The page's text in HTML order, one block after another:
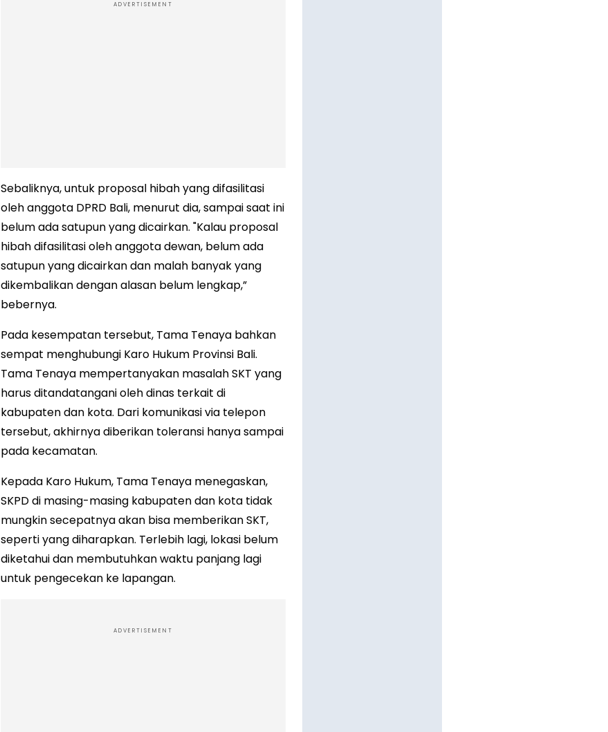
ADVERTISEMENT
Sebaliknya, untuk proposal hibah yang difasilitasi
oleh anggota DPRD Bali, menurut dia, sampai saat ini
belum ada satupun yang dicairkan. "Kalau proposal
hibah difasilitasi oleh anggota dewan, belum ada
satupun yang dicairkan dan malah banyak yang
dikembalikan dengan alasan belum lengkap,”
bebernya.
Pada kesempatan tersebut, Tama Tenaya bahkan
sempat menghubungi Karo Hukum Provinsi Bali.
Tama Tenaya mempertanyakan masalah SKT yang
harus ditandatangani oleh dinas terkait di
kabupaten dan kota. Dari komunikasi via telepon
tersebut, akhirnya diberikan toleransi hanya sampai
pada kecamatan.
Kepada Karo Hukum, Tama Tenaya menegaskan,
SKPD di masing-masing kabupaten dan kota tidak
mungkin secepatnya akan bisa memberikan SKT,
seperti yang diharapkan. Terlebih lagi, lokasi belum
diketahui dan membutuhkan waktu panjang lagi
untuk pengecekan ke lapangan.
ADVERTISEMENT